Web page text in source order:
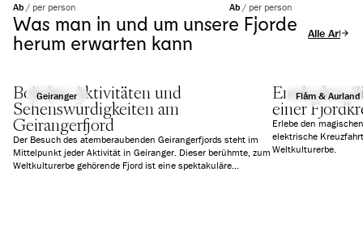
Ab / per person Ab / per person
Was man in und um unsere Fjorde
herum erwarten kann
Alle Artikel
Geiranger
Beliebte Aktivitäten und
Sehenswürdigkeiten am
Geirangerfjord
Der Besuch des atemberaubenden Geirangerfjords steht im
Mittelpunkt jeder Aktivität in Geiranger. Dieser berühmte, zum
Weltkulturerbe gehörende Fjord ist eine spektakuläre
Flåm & Aurland
Entdecken
einer
Erlebe den
elektrische
Weltkulturerbe.